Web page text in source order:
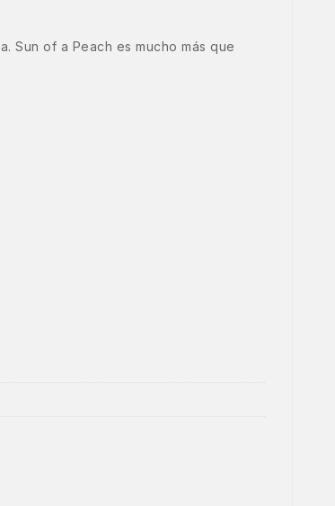
Sun of a Peach es mucho más que